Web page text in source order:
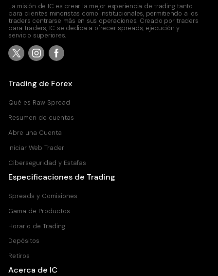
US 10 YR T-Note
0.031
0.031
UST30Y
US T-Bond (30 year)
La misión de IC es crear la mejor experiencia de trading tanto
para clientes minoristas como institucionales, permitiendo a los
traders centrarse más en sus operaciones. Creado por traders
para traders, IC se dedica a ofrecer spreads, ejecución y
servicio superiores.
Trading de Forex
Qué es Raw Spread
Resumen de cuentas
Abre una Cuenta
Iniciar Web Trader
Ciberseguridad y Estafas
Especificaciones de Trading
Spreads y Comisiones
Gama de Productos
Horario de Trading
Depósitos
Retiros
Acerca de IC